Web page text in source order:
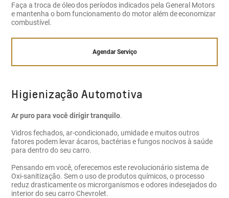
Faça a troca de óleo dos períodos indicados pela General Motors
e mantenha o bom funcionamento do motor além de economizar
combustível.
Agendar Serviço
Higienização Automotiva
Ar puro para você dirigir tranquilo.
Vidros fechados, ar-condicionado, umidade e muitos outros
fatores podem levar ácaros, bactérias e fungos nocivos à saúde
para dentro do seu carro.
Pensando em você, oferecemos este revolucionário sistema de
Oxi-sanitização. Sem o uso de produtos químicos, o processo
reduz drasticamente os microrganismos e odores indesejados do
interior do seu carro Chevrolet.